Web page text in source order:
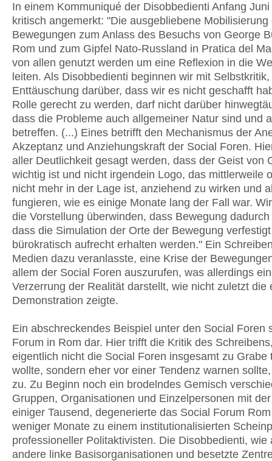
In einem Kommuniqué der Disobbedienti Anfang
kritisch angemerkt: "Die ausgebliebene Mobilisierung
Bewegungen zum Anlass des Besuchs von George
Rom und zum Gipfel Nato-Russland in Pratica del
von allen genutzt werden um eine Reflexion in die
leiten. Als Disobbedienti beginnen wir mit
Enttäuschung darüber, dass wir es nicht geschafft
Rolle gerecht zu werden, darf nicht darüber
dass die Probleme auch allgemeiner Natur sind und
betreffen. (...) Eines betrifft den Mechanismus der
Akzeptanz und Anziehungskraft der Social Foren.
aller Deutlichkeit gesagt werden, dass der Geist von
wichtig ist und nicht irgendein Logo, das mittlerweile
nicht mehr in der Lage ist, anziehend zu wirken und
fungieren, wie es einige Monate lang der Fall war.
die Vorstellung überwinden, dass Bewegung
dass die Simulation der Orte der Bewegung
bürokratisch aufrecht erhalten werden." Ein
Medien dazu veranlasste, eine Krise der
allem der Social Foren auszurufen, was allerdings
Verzerrung der Realität darstellt, wie nicht zuletzt die
Demonstration zeigte.
Ein abschreckendes Beispiel unter den Social Foren
Forum in Rom dar. Hier trifft die Kritik des
eigentlich nicht die Social Foren insgesamt zu Grabe
wollte, sondern eher vor einer Tendenz warnen
zu. Zu Beginn noch ein brodelndes Gemisch
Gruppen, Organisationen und Einzelpersonen mit
einiger Tausend, degenerierte das Social Forum
weniger Monate zu einem institutionalisierten
professioneller Politaktivisten. Die Disobbedienti, wie
andere linke Basisorganisationen und besetzte